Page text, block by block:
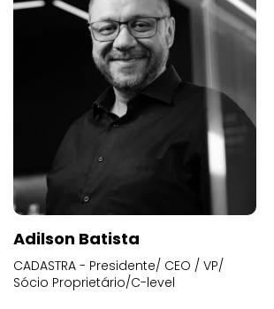
Adilson Batista
CADASTRA - Presidente/ CEO / VP/
Sócio Proprietário/C-level